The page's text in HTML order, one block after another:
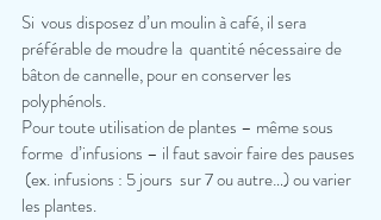
Si  vous disposez d’un moulin à café, il sera
préférable de moudre la  quantité nécessaire de
bâton de cannelle, pour en conserver les
polyphénols.
Pour toute utilisation de plantes – même sous
forme  d’infusions – il faut savoir faire des pauses
(ex. infusions : 5 jours  sur 7 ou autre…) ou varier
les plantes.